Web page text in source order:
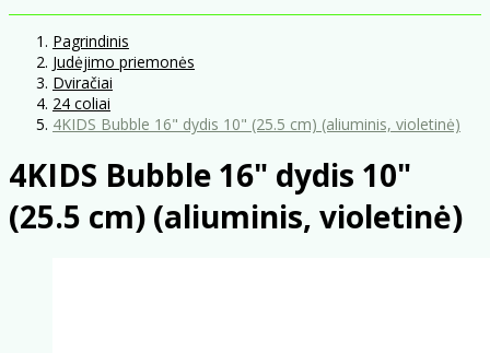
Pagrindinis
Judėjimo priemonės
Dviračiai
24 coliai
4KIDS Bubble 16" dydis 10" (25.5 cm) (aliuminis, violetinė)
4KIDS Bubble 16" dydis 10"
(25.5 cm) (aliuminis, violetinė)